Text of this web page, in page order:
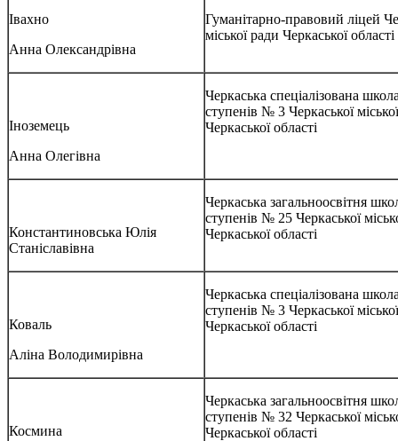
Івахно
Анна Олександрівна
Гуманітарно-правовий ліцей
міської ради Черкаської області
Іноземець
Анна Олегівна
Черкаська спеціалізована школа
ступенів № 3 Черкаської
Черкаської області
Константиновська Юлія
Станіславівна
Черкаська загальноосвітня
ступенів № 25 Черкаської
Черкаської області
Коваль
Аліна Володимирівна
Черкаська спеціалізована школа
ступенів № 3 Черкаської
Черкаської області
Космина
Черкаська загальноосвітня
ступенів № 32 Черкаської
Черкаської області